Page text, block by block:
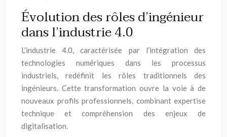
Évolution des rôles d’ingénieur
dans l’industrie 4.0
L’industrie 4.0, caractérisée par l’intégration des
technologies numériques dans les processus
industriels, redéfinit les rôles traditionnels des
ingénieurs. Cette transformation ouvre la voie à de
nouveaux profils professionnels, combinant expertise
technique et compréhension des enjeux de
digitalisation.